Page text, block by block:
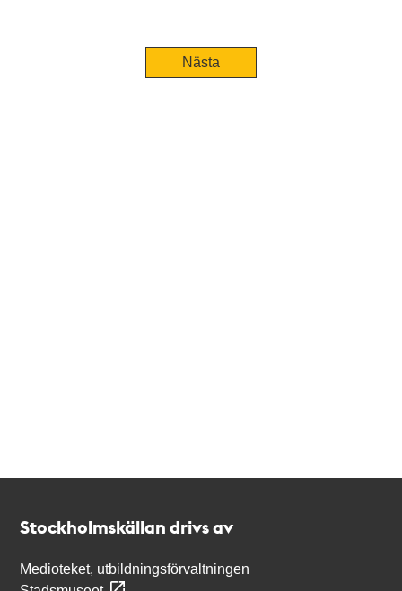
Nästa
Stockholmskällan drivs av
Medioteket, utbildningsförvaltningen